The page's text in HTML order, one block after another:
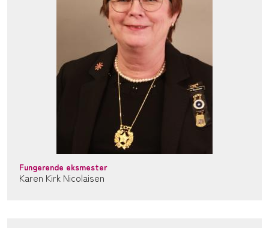
Fungerende eksmester
Karen Kirk Nicolaisen